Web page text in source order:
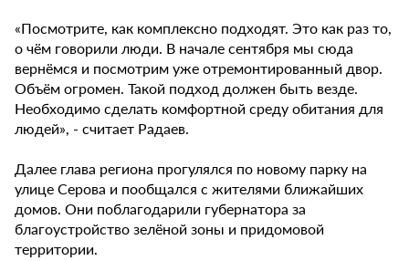
«Посмотрите, как комплексно подходят. Это как раз то,
о чём говорили люди. В начале сентября мы сюда
вернёмся и посмотрим уже отремонтированный двор.
Объём огромен. Такой подход должен быть везде.
Необходимо сделать комфортной среду обитания для
людей», - считает Радаев.
Далее глава региона прогулялся по новому парку на
улице Серова и пообщался с жителями ближайших
домов. Они поблагодарили губернатора за
благоустройство зелёной зоны и придомовой
территории.